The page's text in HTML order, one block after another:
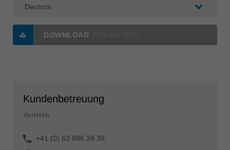
DOWNLOAD
Kundenbetreuung
Vertrieb
+41 (0) 62 886 39 39